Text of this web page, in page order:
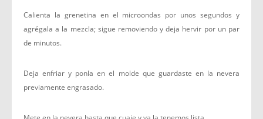
Calienta la grenetina en el microondas por unos segundos y
agrégala a la mezcla; sigue removiendo y deja hervir por un par
de minutos.
Deja enfriar y ponla en el molde que guardaste en la nevera
previamente engrasado.